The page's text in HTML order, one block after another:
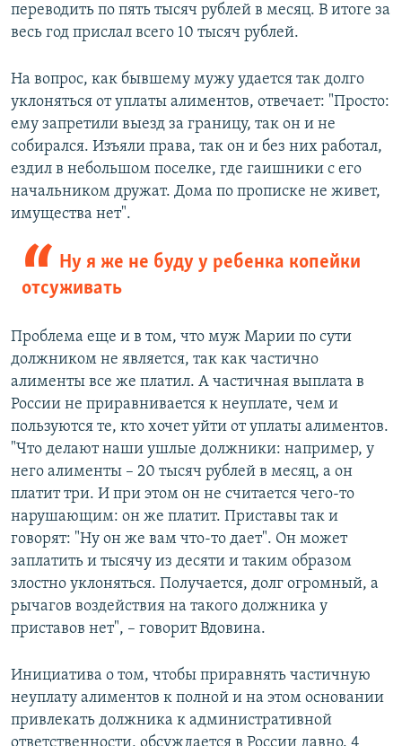
переводить по пять тысяч рублей в месяц. В итоге за
весь год прислал всего 10 тысяч рублей.
На вопрос, как бывшему мужу удается так долго
уклоняться от уплаты алиментов, отвечает: "Просто:
ему запретили выезд за границу, так он и не
собирался. Изъяли права, так он и без них работал,
ездил в небольшом поселке, где гаишники с его
начальником дружат. Дома по прописке не живет,
имущества нет".
Ну я же не буду у ребенка копейки
отсуживать
Проблема еще и в том, что муж Марии по сути
должником не является, так как частично
алименты все же платил. А частичная выплата в
России не приравнивается к неуплате, чем и
пользуются те, кто хочет уйти от уплаты алиментов.
"Что делают наши ушлые должники: например, у
него алименты – 20 тысяч рублей в месяц, а он
платит три. И при этом он не считается чего-то
нарушающим: он же платит. Приставы так и
говорят: "Ну он же вам что-то дает". Он может
заплатить и тысячу из десяти и таким образом
злостно уклоняться. Получается, долг огромный, а
рычагов воздействия на такого должника у
приставов нет", – говорит Вдовина.
Инициатива о том, чтобы приравнять частичную
неуплату алиментов к полной и на этом основании
привлекать должника к административной
ответственности, обсуждается в России давно. 4